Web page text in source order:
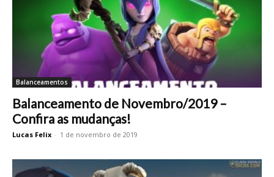
Balanceamentos
Balanceamento de Novembro/2019 –
Confira as mudanças!
Lucas Felix - 1 de novembro de 2019